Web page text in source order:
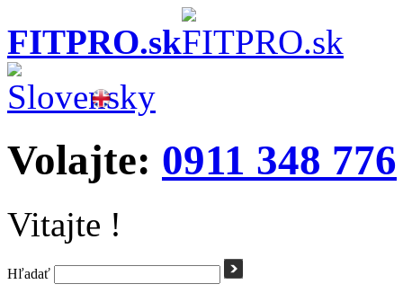
FITPRO.sk
Volajte: 0911 348 776
Vitajte !
Hľadať